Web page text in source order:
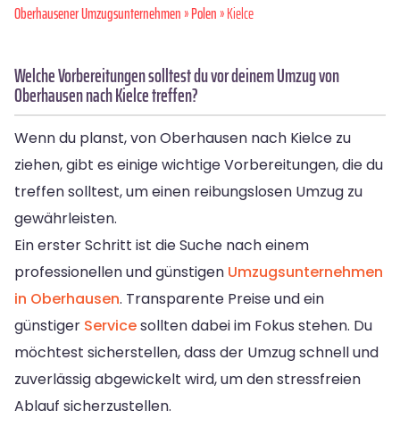
Oberhausener Umzugsunternehmen»Polen» Kielce
Welche Vorbereitungen solltest du vor deinem Umzug von
Oberhausen nach Kielce treffen?
Wenn du planst, von Oberhausen nach Kielce zu
ziehen, gibt es einige wichtige Vorbereitungen, die du
treffen solltest, um einen reibungslosen Umzug zu
gewährleisten.
Ein erster Schritt ist die Suche nach einem
professionellen und günstigen Umzugsunternehmen
in Oberhausen. Transparente Preise und ein
günstiger Servicesollten dabei im Fokus stehen. Du
möchtest sicherstellen, dass der Umzug schnell und
zuverlässig abgewickelt wird, um den stressfreien
Ablauf sicherzustellen.